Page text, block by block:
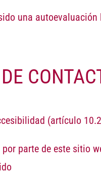
una
(artículo
por parte de este sitio